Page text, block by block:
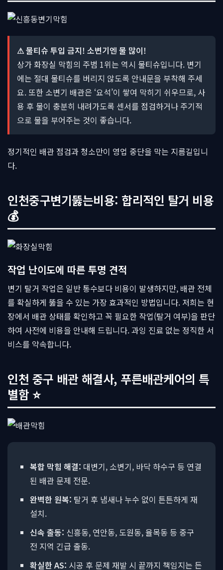
⚠ 물티슈 투입 금지! 소변기엔 물 많이!
상가 화장실 막힘의 주범 1위는 역시 물티슈입니다. 변기
에는 절대 물티슈를 버리지 않도록 안내문을 부착해 주세
요. 또한 소변기 배관은 ‘요석’이 쌓여 막히기 쉬우므로, 사
용 후 물이 충분히 내려가도록 센서를 점검하거나 주기적
으로 물을 부어주는 것이 좋습니다.
정기적인 배관 점검과 청소만이 영업 중단을 막는 지름길입니
다.
인천중구변기뚫는비용: 합리적인 탈거 비용
💰
작업 난이도에 따른 투명 견적
변기 탈거 작업은 일반 통수보다 비용이 발생하지만, 배관 전체
를 확실하게 뚫을 수 있는 가장 효과적인 방법입니다. 저희는 현
장에서 배관 상태를 확인하고 꼭 필요한 작업(탈거 여부)을 판단
하여 사전에 비용을 안내해 드립니다. 과잉 진료 없는 정직한 서
비스를 약속합니다.
인천 중구 배관 해결사, 푸른배관케어의 특
별함 ⭐
복합 막힘 해결: 대변기, 소변기, 바닥 하수구 등 연결
된 배관 문제 전문.
완벽한 원복: 탈거 후 냄새나 누수 없이 튼튼하게 재
설치.
신속 출동: 신흥동, 연안동, 도원동, 율목동 등 중구
전 지역 긴급 출동.
확실한 AS: 시공 후 문제 재발 시 끝까지 책임지는 든